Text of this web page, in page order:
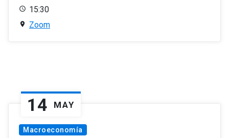
15:30
Zoom
14 MAY
Macroeconomía